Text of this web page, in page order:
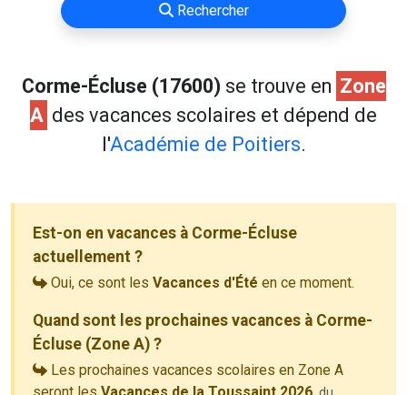
Rechercher
Corme-Écluse (17600) se trouve en Zone
A des vacances scolaires et dépend de
l'Académie de Poitiers.
Est-on en vacances à Corme-Écluse
actuellement ?
Oui, ce sont les Vacances d'Été en ce moment.
Quand sont les prochaines vacances à Corme-
Écluse (Zone A) ?
Les prochaines vacances scolaires en Zone A